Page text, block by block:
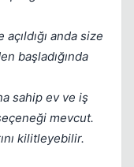
anda size
başladığında
sahip ev ve iş
mevcut.
kilitleyebilir.